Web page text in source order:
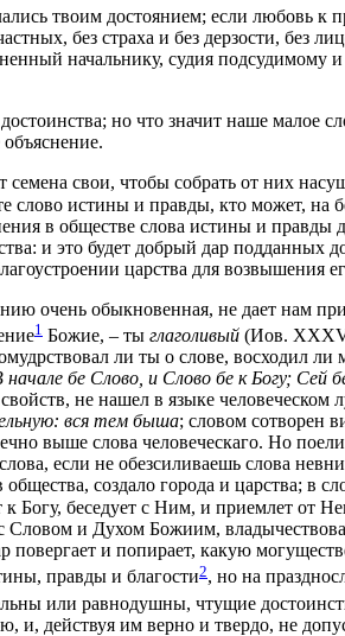
твоим достоянием; если любовь к
без страха и без дерзости, без
начальнику, судия подсудимому
но что значит наше
свои, чтобы собрать от них
слово истины и правды, кто может, на
в обществе слова истины и правды
и это будет добрый дар подданных
царства для возвышения
очень обыкновенная, не дает нам
1 Божие, – ты глаголивый (Иов.
ли ты о слове, восходил ли
начале бе Слово, и Слово бе к Богу; Сей
не нашел в языке человеческом
вся тем быша; словом сотворен
выше слова человеческаго. Но
если не обезсиливаешь слова
создало города и царства; в
к Богу, беседует с Ним, и приемлет от
Словом и Духом Божиим,
повергает и попирает, какую
правды и благости2, но на
или равнодушны, чтущие
действуя им верно и твердо, не